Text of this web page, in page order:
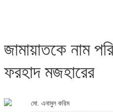
জামায়াতকে নাম
ফরহাদ মজহারের
মো. এনামুল করিম